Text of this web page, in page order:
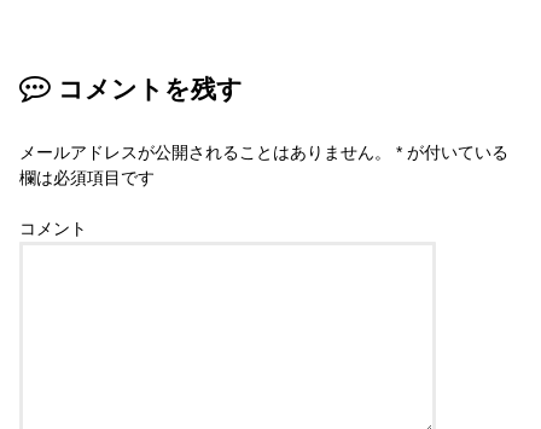
コメントを残す
メールアドレスが公開されることはありません。 * が付いている
欄は必須項目です
コメント